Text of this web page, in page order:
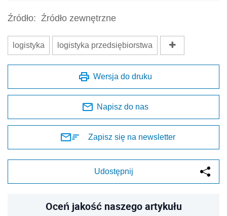
Źródło: Źródło zewnętrzne
logistyka logistyka przedsiębiorstwa
Wersja do druku
Napisz do nas
Zapisz się na newsletter
Udostępnij
Oceń jakość naszego artykułu